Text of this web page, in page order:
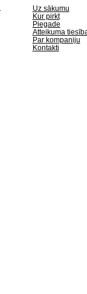
Uz sākumu
Kur pirkt
Piegade
Atteikuma
Par kompaniju
Kontakti